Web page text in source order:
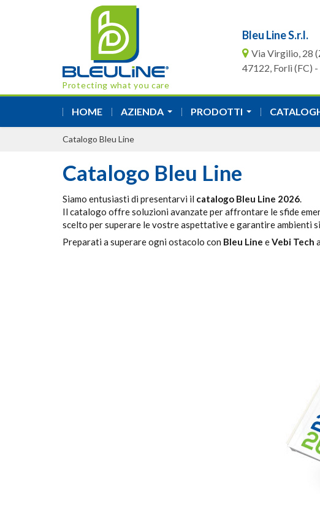
Protecting what you care
Bleu Line S.r.l.
Via Virgilio, 28
47122, Forlì (FC)
HOME AZIENDA PRODOTTI
Catalogo Bleu Line
Catalogo Bleu Line
Siamo entusiasti di presentarvi il catalogo Bleu Line 2026.
Il catalogo offre soluzioni avanzate per affrontare le sfide
scelto per superare le vostre aspettative e garantire ambienti
Preparati a superare ogni ostacolo con Bleu Line eVebi Tech